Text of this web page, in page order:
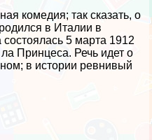
комедия; так сказать, о
в Италии в
5 марта 1912
Принцеса. Речь идет о
в истории ревнивый